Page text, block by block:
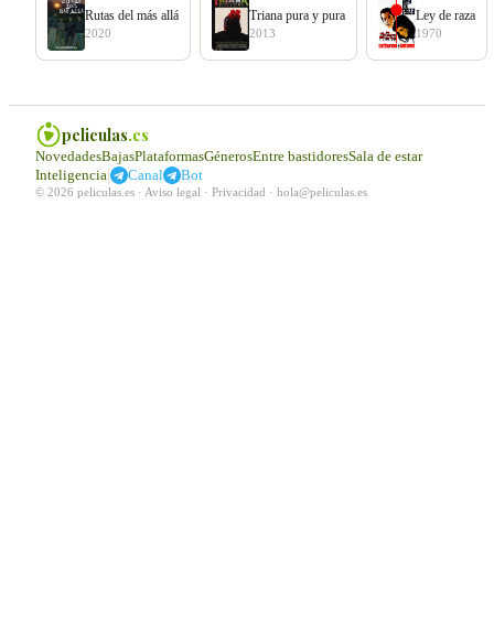
Rutas del más allá
2020
Triana pura y pura
2013
Ley de raza
1970
peliculas.es
NovedadesBajasPlataformasGénerosEntre bastidoresSala de estar
Inteligencia| Canal Bot
© 2026 peliculas.es · Aviso legal · Privacidad · hola@peliculas.es